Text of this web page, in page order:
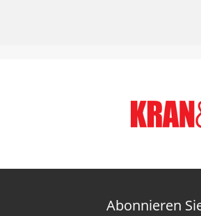
Abonnieren